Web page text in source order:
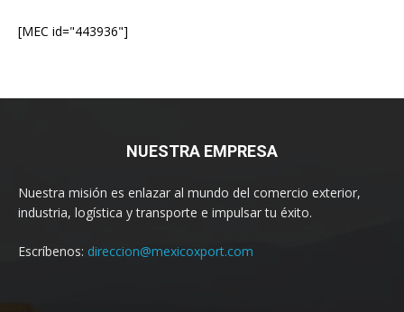
[MEC id="443936"]
NUESTRA EMPRESA
Nuestra misión es enlazar al mundo del comercio exterior,
industria, logística y transporte e impulsar tu éxito.
Escríbenos: direccion@mexicoxport.com